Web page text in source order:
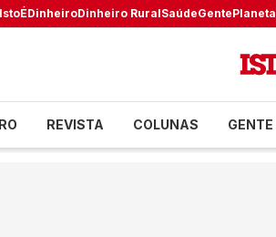
IstoÉDinheiroDinheiro RuralSaúdeGentePlaneta
REVISTA COLUNAS GENTE